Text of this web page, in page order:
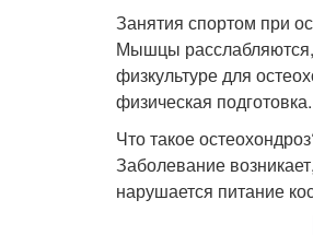
Занятия спортом при
Мышцы
физкультуре для
физическая подготовка.
Что такое
Заболевание
нарушается питание